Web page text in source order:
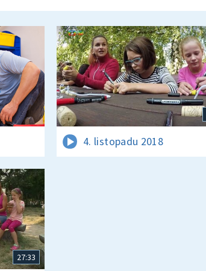
4. listopadu 2018
27:33